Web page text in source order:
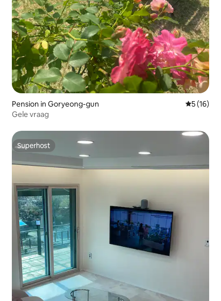
Pension in Goryeong-gun
5 (16)
Gele vraag
Superhost
Superhost